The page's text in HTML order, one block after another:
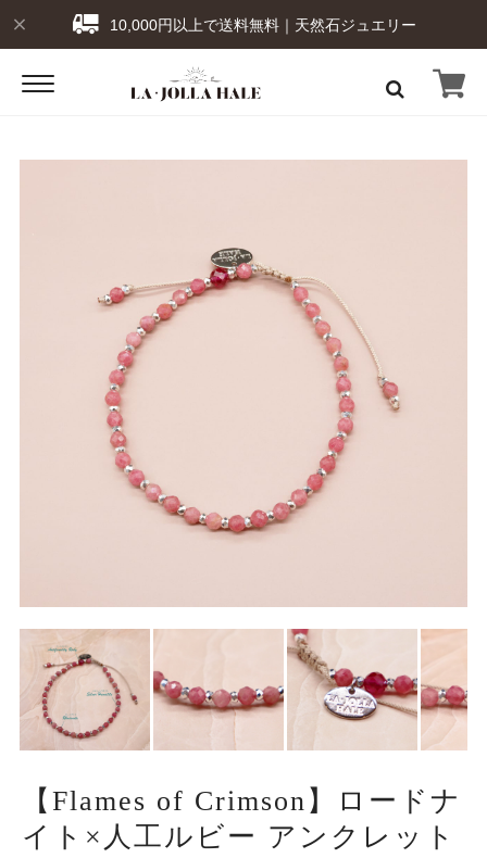
10,000円以上で送料無料｜天然石ジュエリー
【Flames of Crimson】ロードナ
イト×人工ルビー アンクレット